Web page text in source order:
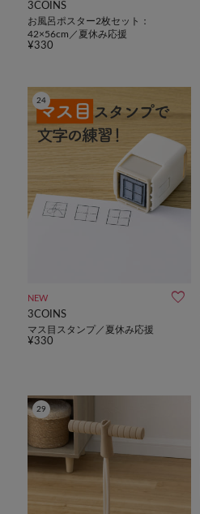
3COINS
お風呂ポスター2枚セット：
42×56cm／夏休み応援
¥330
24
NEW
3COINS
マス目スタンプ／夏休み応援
¥330
29